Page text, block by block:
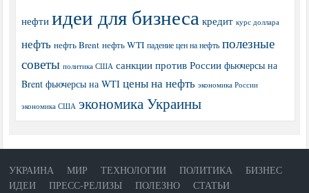
нефти идеи для бизнеса кредит курс доллара
нефть нефть Brent нефть WTI падение цен на нефть полезные
советы политика США санкции против России фьючерсы на
Brent фьючерсы на WTI цены на нефть экономика России
экономика США экономика Украины
УКРАИНА МИР ТЕХНОЛОГИИ ПОЛИТИКА
БИЗНЕС
ИДЕИ
ПРЕСС-РЕЛИЗЫ ПОЛЕЗНО СТАТЬИ